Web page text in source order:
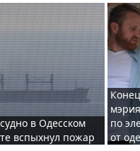
в Одесском
вспыхнул пожар
по
от